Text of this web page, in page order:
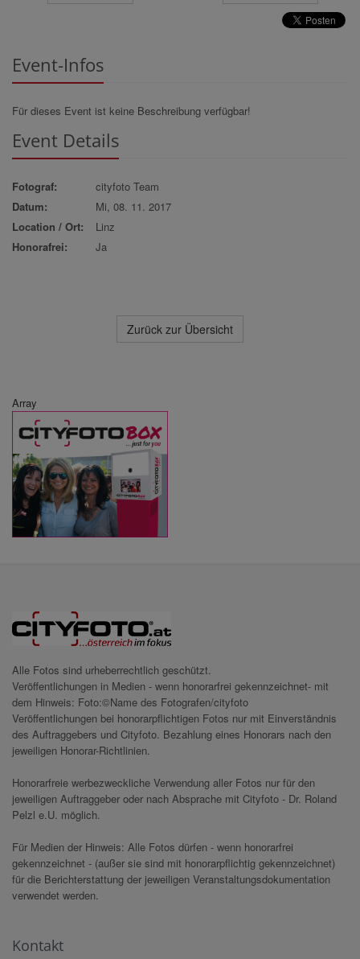
Event-Infos
Für dieses Event ist keine Beschreibung verfügbar!
Event Details
Fotograf:
cityfoto Team
Datum:
Mi, 08. 11. 2017
Location / Ort:
Linz
Honorafrei:
Ja
Zurück zur Übersicht
Array
Alle Fotos sind urheberrechtlich geschützt.
Veröffentlichungen in Medien - wenn honorarfrei gekennzeichnet- mit
dem Hinweis: Foto:©Name des Fotografen/cityfoto
Veröffentlichungen bei honorarpflichtigen Fotos nur mit Einverständnis
des Auftraggebers und Cityfoto. Bezahlung eines Honorars nach den
jeweiligen Honorar-Richtlinien.
Honorarfreie werbezweckliche Verwendung aller Fotos nur für den
jeweiligen Auftraggeber oder nach Absprache mit Cityfoto - Dr. Roland
Pelzl e.U. möglich.
Für Medien der Hinweis: Alle Fotos dürfen - wenn honorarfrei
gekennzeichnet - (außer sie sind mit honorarpflichtig gekennzeichnet)
für die Berichterstattung der jeweiligen Veranstaltungsdokumentation
verwendet werden.
Kontakt